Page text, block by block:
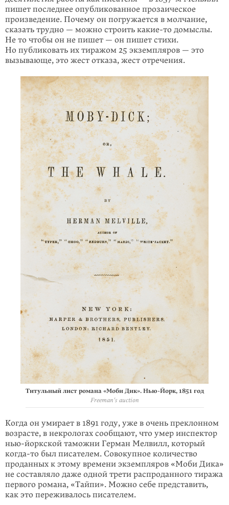
пишет последнее опубликованное прозаическое
произведение. Почему он погружается в молчание,
сказать трудно — можно строить какие-то домыслы.
Не то чтобы он не пишет — он пишет стихи.
Но публиковать их тиражом 25 экземпляров — это
вызывающе, это жест отказа, жест отречения.
Титульный лист романа «Моби Дик». Нью-Йорк, 1851 год
Freeman's auction
Когда он умирает в 1891 году, уже в очень преклонном
возрасте, в некрологах сообщают, что умер инспектор
нью-йоркской таможни Герман Мелвилл, который
когда-то был писателем. Совокупное количество
проданных к этому времени экземпляров «Моби Дика»
не состав­ляло даже одной трети распроданного тиража
первого романа, «Тайпи». Можно себе представить,
как это переживалось писателем.